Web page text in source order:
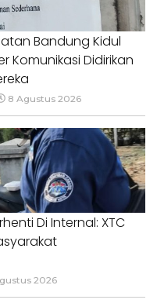
Bandung Kidul
Komunikasi Didirikan
8 Agustus 2026
Di Internal: XTC
2026